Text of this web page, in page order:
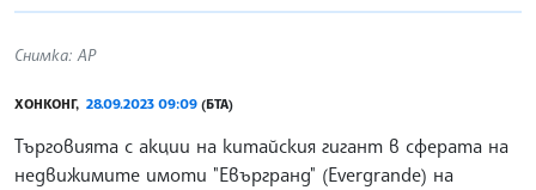
Снимка: AP
ХОНКОНГ, 28.09.2023 09:09 (БТА)
Търговията с акции на китайския гигант в сферата на
недвижимите имоти "Евъргранд" (Evergrande) на